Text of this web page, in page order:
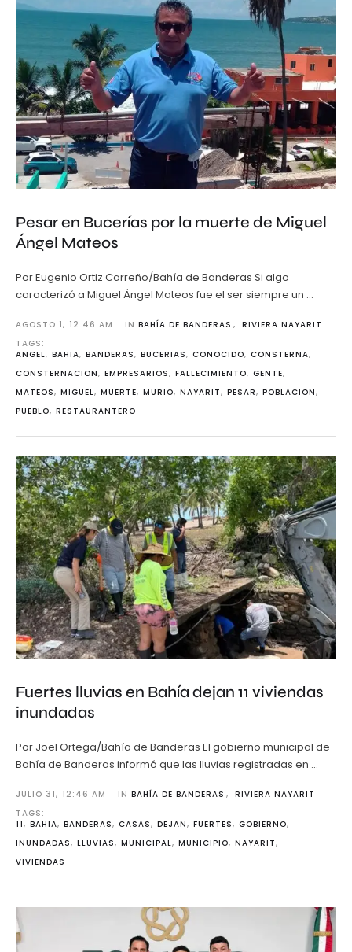
Pesar en Bucerías por la muerte de Miguel
Ángel Mateos
Por Eugenio Ortiz Carreño/Bahía de Banderas Si algo
caracterizó a Miguel Ángel Mateos fue el ser siempre un …
AGOSTO 1, 12:46 AM IN BAHÍA DE BANDERAS , RIVIERA NAYARIT
TAGS:
ANGEL, BAHIA, BANDERAS, BUCERIAS, CONOCIDO, CONSTERNA,
CONSTERNACION, EMPRESARIOS, FALLECIMIENTO, GENTE,
MATEOS, MIGUEL, MUERTE, MURIO, NAYARIT, PESAR, POBLACION,
PUEBLO, RESTAURANTERO
Fuertes lluvias en Bahía dejan 11 viviendas
inundadas
Por Joel Ortega/Bahía de Banderas El gobierno municipal de
Bahía de Banderas informó que las lluvias registradas en …
JULIO 31, 12:46 AM IN BAHÍA DE BANDERAS , RIVIERA NAYARIT
TAGS:
11, BAHIA, BANDERAS, CASAS, DEJAN, FUERTES, GOBIERNO,
INUNDADAS, LLUVIAS, MUNICIPAL, MUNICIPIO, NAYARIT,
VIVIENDAS